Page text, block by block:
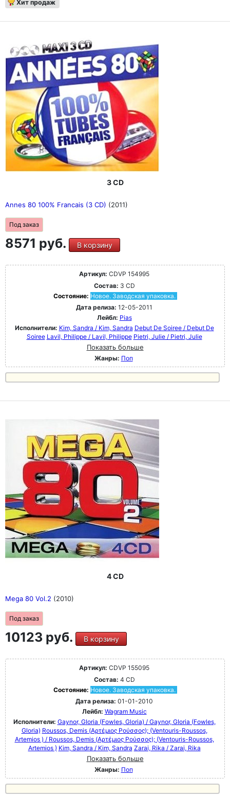
Хит продаж
3 CD
Annes 80 100% Francais (3 CD) (2011)
Под заказ
8571 руб. В корзину
Артикул: CDVP 154995
Состав: 3 CD
Состояние: Новое. Заводская упаковка.
Дата релиза: 12-05-2011
Лейбл: Pias
Исполнители: Kim, Sandra / Kim, Sandra Debut De Soiree / Debut De
Soiree Lavil, Philippe / Lavil, Philippe Pietri, Julie / Pietri, Julie
Показать больше
Жанры: Поп
4 CD
Mega 80 Vol.2 (2010)
Под заказ
10123 руб. В корзину
Артикул: CDVP 155095
Состав: 4 CD
Состояние: Новое. Заводская упаковка.
Дата релиза: 01-01-2010
Лейбл: Wagram Music
Исполнители: Gaynor, GIoria (Fowles, Gloria) / Gaynor, GIoria (Fowles,
Gloria) Roussos, Demis (Αρτέμιος Ρούσσος); (Ventouris-Roussos,
Artemios ) / Roussos, Demis (Αρτέμιος Ρούσσος); (Ventouris-Roussos,
Artemios ) Kim, Sandra / Kim, Sandra Zarai, Rika / Zarai, Rika
Показать больше
Жанры: Поп